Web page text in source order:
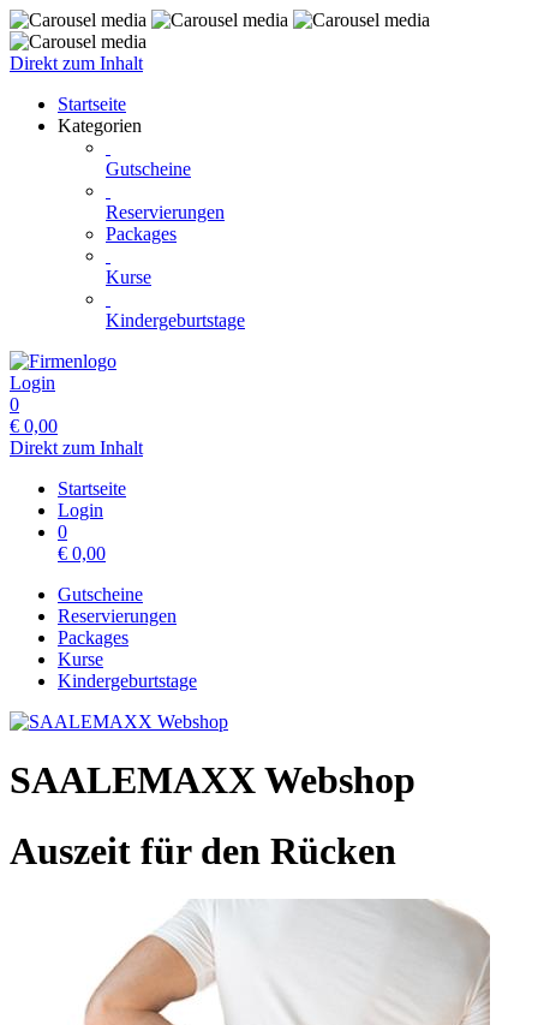
Direkt zum Inhalt
Startseite
Kategorien
Gutscheine
Reservierungen
Packages
Kurse
Kindergeburtstage
Login
0
€ 0,00
Direkt zum Inhalt
Startseite
Login
0
€ 0,00
Gutscheine
Reservierungen
Packages
Kurse
Kindergeburtstage
SAALEMAXX Webshop
Auszeit für den Rücken